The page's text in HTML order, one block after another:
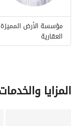
مؤسسة الأرض المميزة
العقارية
المزايا